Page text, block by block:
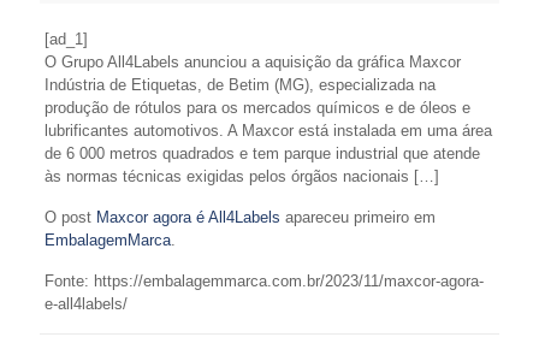
[ad_1]
O Grupo All4Labels anunciou a aquisição da gráfica Maxcor
Indústria de Etiquetas, de Betim (MG), especializada na
produção de rótulos para os mercados químicos e de óleos e
lubrificantes automotivos. A Maxcor está instalada em uma área
de 6 000 metros quadrados e tem parque industrial que atende
às normas técnicas exigidas pelos órgãos nacionais […]
O post Maxcor agora é All4Labels apareceu primeiro em
EmbalagemMarca.
Fonte: https://embalagemmarca.com.br/2023/11/maxcor-agora-
e-all4labels/